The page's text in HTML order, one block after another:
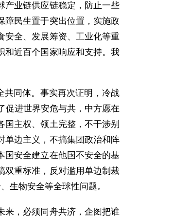
产业链供应链稳定，防止一些
障民生置于突出位置，实施政
安全、发展筹资、工业化等重
和近百个国家响应和支持。我
同体。事实再次证明，冷战
促进世界安危与共，中方愿在
主权、领土完整，不干涉别
单边主义，不搞集团政治和阵
国安全建立在他国不安全的基
双重标准，反对滥用单边制裁
生物安全等全球性问题。
，必须同舟共济，企图把谁